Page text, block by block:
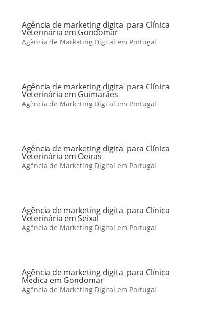
Agência de marketing digital para Clínica
Veterinária em Gondomar
Agência de Marketing Digital em Portugal
Agência de marketing digital para Clínica
Veterinária em Guimarães
Agência de Marketing Digital em Portugal
Agência de marketing digital para Clínica
Veterinária em Oeiras
Agência de Marketing Digital em Portugal
Agência de marketing digital para Clínica
Veterinária em Seixal
Agência de Marketing Digital em Portugal
Agência de marketing digital para Clínica
Médica em Gondomar
Agência de Marketing Digital em Portugal